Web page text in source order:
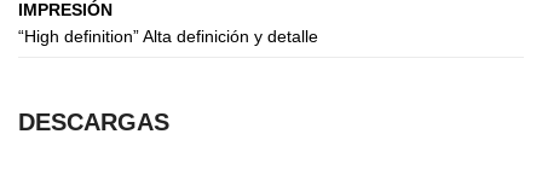
IMPRESIÓN
“High definition” Alta definición y detalle
DESCARGAS